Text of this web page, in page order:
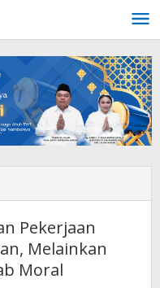
Pekerjaan
Melainkan
Moral